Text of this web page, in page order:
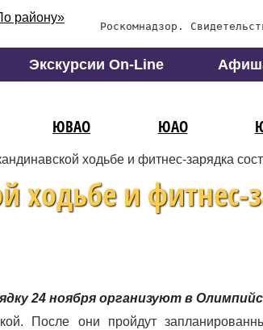
Роскомнадзор.
Экскурсии On-Line
ЮВАО ЮАО
ходьбе и фитнес-зарядка
ходьбе и фитнес-
24 ноября организуют в
После они пройдут